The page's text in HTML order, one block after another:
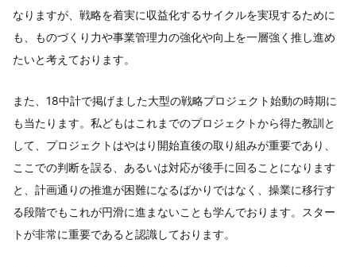
なりますが、戦略を着実に収益化するサイクルを実現するために
も、ものづくり力や事業管理力の強化や向上を一層強く推し進め
たいと考えております。
また、18中計で掲げました大型の戦略プロジェクト始動の時期に
も当たります。私どもはこれまでのプロジェクトから得た教訓と
して、プロジェクトはやはり開始直後の取り組みが重要であり、
ここでの判断を誤る、あるいは対応が後手に回ることになります
と、計画通りの推進が困難になるばかりではなく、操業に移行す
る段階でもこれが円滑に進まないことも学んでおります。スター
トが非常に重要であると認識しております。